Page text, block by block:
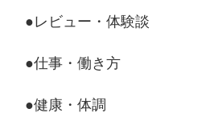
●レビュー・体験談
●仕事・働き方
●健康・体調